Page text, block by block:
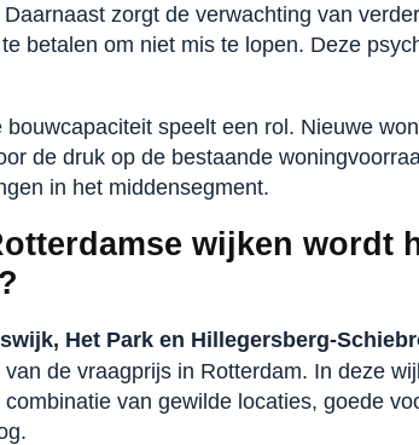
zorgt de verwachting van
betalen om niet mis te lopen. Deze
bouwcapaciteit speelt een rol. Nieuwe
de druk op de bestaande
in het middensegment.
wijken wordt
Het Park en Hillegersberg-
de vraagprijs in Rotterdam. In deze
van gewilde locaties, goede